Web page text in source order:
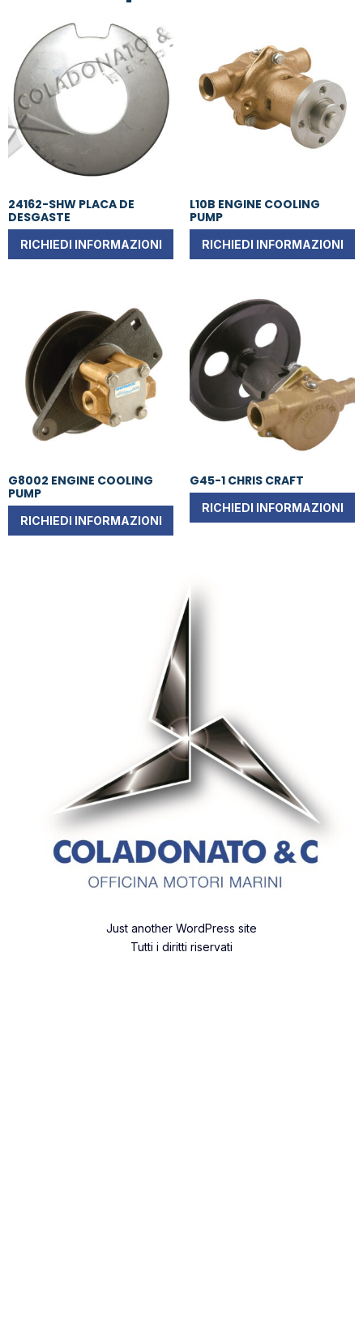
24162-SHW PLACA DE
DESGASTE
RICHIEDI INFORMAZIONI
L10B ENGINE COOLING
PUMP
RICHIEDI INFORMAZIONI
G8002 ENGINE COOLING
PUMP
RICHIEDI INFORMAZIONI
G45-1 CHRIS CRAFT
RICHIEDI INFORMAZIONI
Just another WordPress site
Tutti i diritti riservati